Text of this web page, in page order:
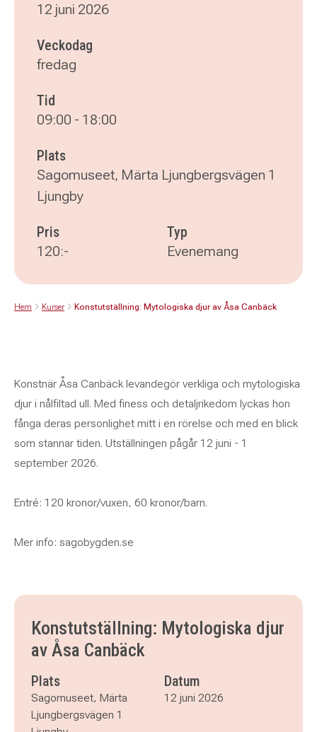
12 juni 2026
Veckodag
fredag
Tid
09:00 - 18:00
Plats
Sagomuseet, Märta Ljungbergsvägen 1
Ljungby
Pris
120:-
Typ
Evenemang
Hem Kurser Konstutställning: Mytologiska djur av Åsa Canbäck
Konstnär Åsa Canbäck levandegör verkliga och mytologiska
djur i nålfiltad ull. Med finess och detaljrikedom lyckas hon
fånga deras personlighet mitt i en rörelse och med en blick
som stannar tiden. Utställningen pågår 12 juni - 1
september 2026.
Entré: 120 kronor/vuxen, 60 kronor/barn.
Mer info: sagobygden.se
Konstutställning: Mytologiska djur
av Åsa Canbäck
Plats
Sagomuseet, Märta
Ljungbergsvägen 1
Datum
12 juni 2026